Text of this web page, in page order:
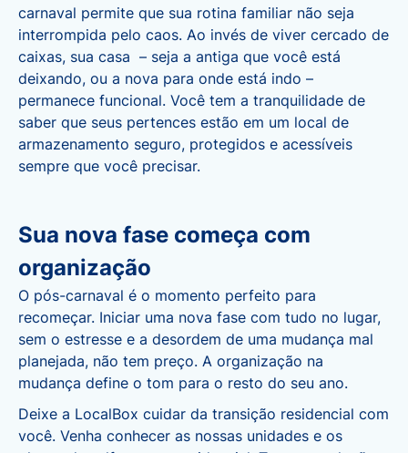
carnaval permite que sua rotina familiar não seja
interrompida pelo caos. Ao invés de viver cercado de
caixas, sua casa – seja a antiga que você está
deixando, ou a nova para onde está indo –
permanece funcional. Você tem a tranquilidade de
saber que seus pertences estão em um local de
armazenamento seguro, protegidos e acessíveis
sempre que você precisar.
Sua nova fase começa com
organização
O pós-carnaval é o momento perfeito para
recomeçar. Iniciar uma nova fase com tudo no lugar,
sem o estresse e a desordem de uma mudança mal
planejada, não tem preço. A organização na
mudança define o tom para o resto do seu ano.
Deixe a LocalBox cuidar da transição residencial com
você. Venha conhecer as nossas unidades e os